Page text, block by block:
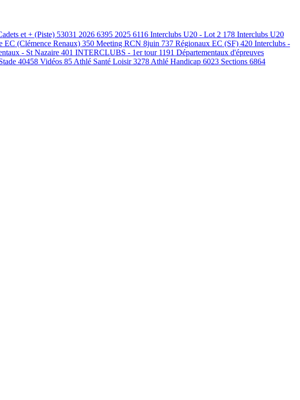
et + (Piste) 53031 2026 6395 2025 6116 Interclubs U20 - Lot 2 178 Interclubs U20
EC (Clémence Renaux) 350 Meeting RCN 8juin 737 Régionaux EC (SF) 420 Interclubs -
- St Nazaire 401 INTERCLUBS - 1er tour 1191 Départementaux d'épreuves
40458 Vidéos 85 Athlé Santé Loisir3278 Athlé Handicap 6023 Sections 6864